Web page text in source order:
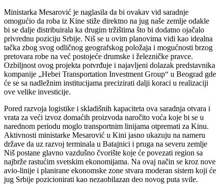
Ministarka Mesarović je naglasila da bi ovakav vid saradnje
omogućio da roba iz Kine stiže direktno na jug naše zemlje odakle
bi se dalje distribuirala ka drugim tržištima što bi dodatno ojačalo
privrednu poziciju Srbije. Niš se u ovim planovima vidi kao idealna
tačka zbog svog odličnog geografskog položaja i mogućnosti brzog
pretovara robe na već postojeće drumske i železničke pravce.
Ozbiljnost ovog projekta potvrđuje i najavljeni dolazak predstavnika
kompanije „Hebei Transportation Investment Group“ u Beograd gde
će se sa nadležnim institucijama precizirati dalji koraci u realizaciji
ove velike investicije.
Pored razvoja logistike i skladišnih kapaciteta ova saradnja otvara i
vrata za veći izvoz domaćih proizvoda naročito voća koje bi se u
narednom periodu moglo transportnim linijama otpremati za Kinu.
Aktivnosti ministarke Mesarović u Kini jasno ukazuju na nameru
države da uz razvoj terminala u Batajnici i pruga na severu zemlje
Niš postane glavno vazdušno čvorište koje će povezati region sa
najbrže rastućim svetskim ekonomijama. Na ovaj način se kroz nove
avio-linije i planirane ekonomske zone stvara moderan sistem koji će
jug Srbije pozicionirati kao nezaobilazan deo novog puta svile.